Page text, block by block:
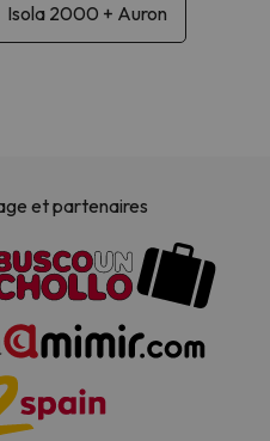
Isola 2000 + Auron
et partenaires